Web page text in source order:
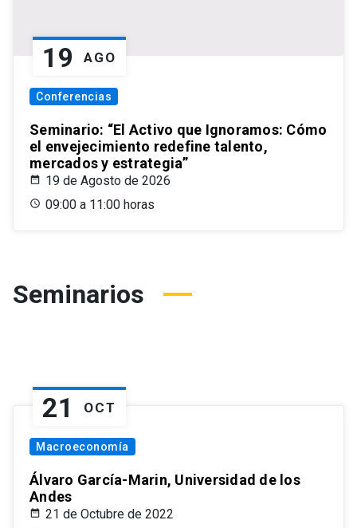
19 AGO
Conferencias
Seminario: “El Activo que Ignoramos: Cómo
el envejecimiento redefine talento,
mercados y estrategia”
19 de Agosto de 2026
09:00 a 11:00 horas
Seminarios
21 OCT
Macroeconomía
Álvaro García-Marin, Universidad de los
Andes
21 de Octubre de 2022